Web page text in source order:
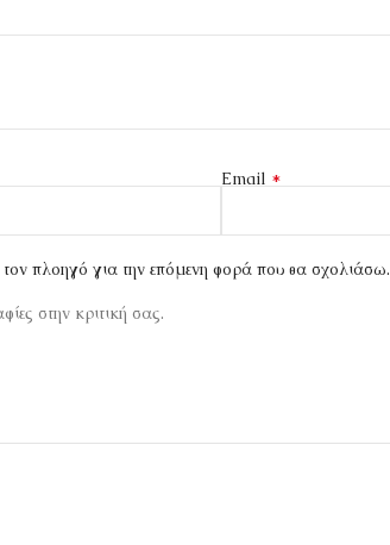
Email *
πλοηγό για την επόμενη φορά που θα σχολιάσω.
στην κριτική σας.